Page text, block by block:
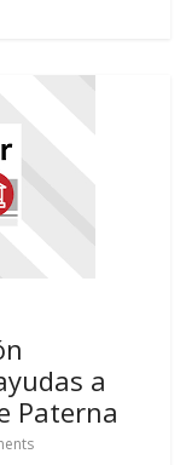
a
Paterna